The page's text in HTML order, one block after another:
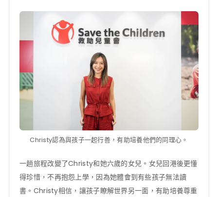
Christy認為與孩子一起行善，有助培養他們的同理心。
一趟旅程改變了Christy和她六歲的女兒。女兒回港後更懂
得珍惜，不再抱怨上學，因為她體會到有些孩子無法讀
書。Christy相信，讓孩子瞭解世界另一面，有助培養尊重